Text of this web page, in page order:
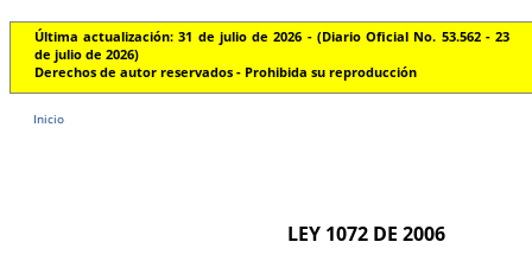
Última actualización: 31 de julio de 2026 - (Diario Oficial No. 53.562 - 23
de julio de 2026)
Derechos de autor reservados - Prohibida su reproducción
Inicio
LEY 1072 DE 2006